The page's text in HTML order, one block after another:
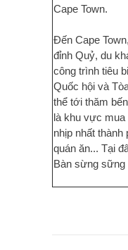
Cape Town.
Đến Cape
đỉnh Quỷ, du
công trình tiêu
Quốc hội và
thể tới thăm
là khu vực mua
nhịp nhất
quán ăn... Tại
Bàn sừng sững